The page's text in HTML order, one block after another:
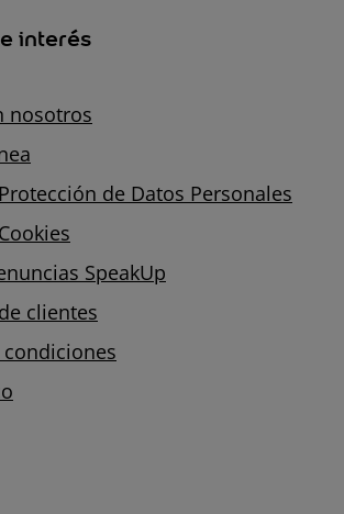
interés
nosotros
de Datos Personales
SpeakUp
clientes